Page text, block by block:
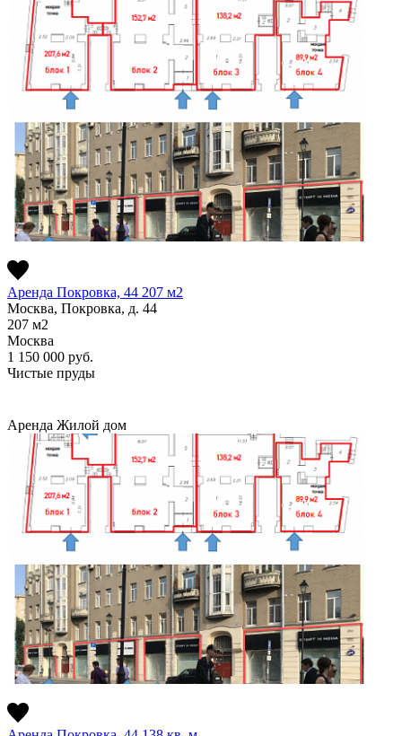
Аренда Покровка, 44 207 м2
Москва, Покровка, д. 44
207 м2
Москва
1 150 000 руб.
Чистые пруды
Аренда Жилой дом